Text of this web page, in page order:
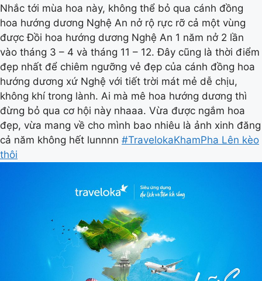
Nhắc tới mùa hoa này, không thể bỏ qua cánh đồng
hoa hướng dương Nghệ An nở rộ rực rỡ cả một vùng
được Đồi hoa hướng dương Nghệ An 1 năm nở 2 lần
vào tháng 3 – 4 và tháng 11 – 12. Đây cũng là thời điểm
đẹp nhất để chiêm ngưỡng vẻ đẹp của cánh đồng hoa
hướng dương xứ Nghệ với tiết trời mát mẻ dễ chịu,
không khí trong lành. Ai mà mê hoa hướng dương thì
đừng bỏ qua cơ hội này nhaaa. Vừa được ngắm hoa
đẹp, vừa mang về cho mình bao nhiêu là ảnh xinh đăng
cả năm không hết lunnnn #TravelokaKhamPha Lên kèo
thôi